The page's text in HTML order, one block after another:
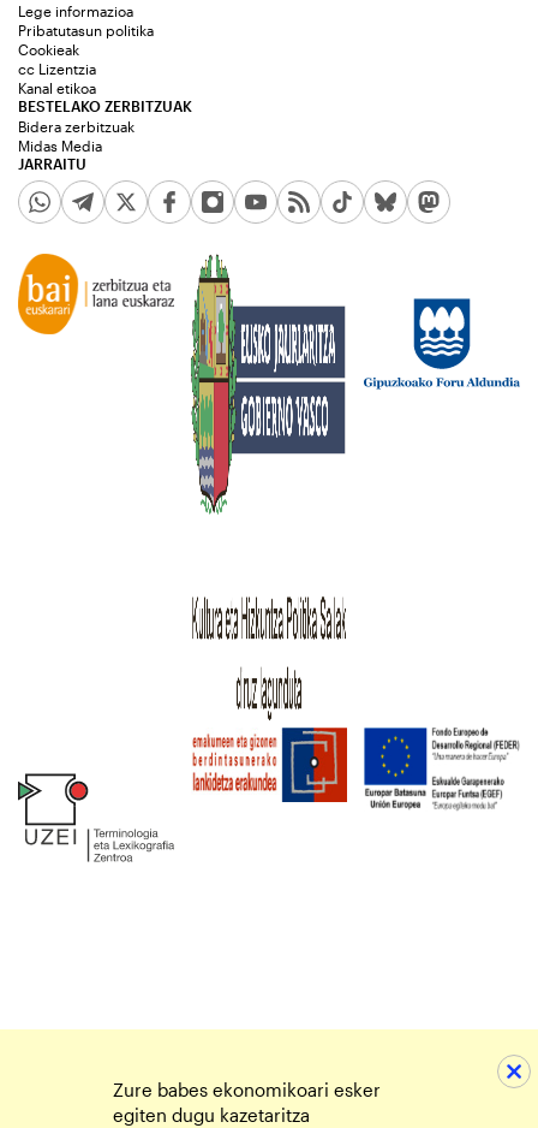
JARRAITU
Lege informazioa
Pribatutasun politika
Cookieak
cc Lizentzia
Kanal etikoa
BESTELAKO ZERBITZUAK
Bidera zerbitzuak
Midas Media
Zure babes ekonomikoari esker
egiten dugu kazetaritza